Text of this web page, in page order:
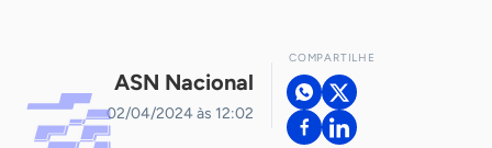
ASN Nacional
02/04/2024 às 12:02
COMPARTILHE